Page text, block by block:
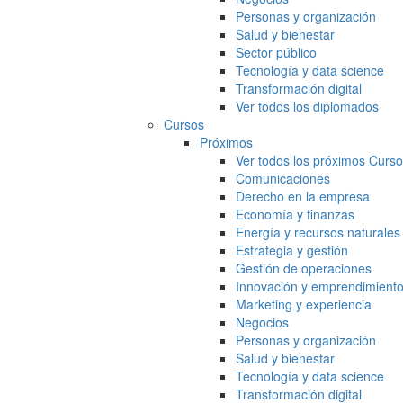
Personas y organización
Salud y bienestar
Sector público
Tecnología y data science
Transformación digital
Ver todos los diplomados
Cursos
Próximos
Ver todos los próximos
Comunicaciones
Derecho en la empresa
Economía y finanzas
Energía y recursos naturales
Estrategia y gestión
Gestión de operaciones
Innovación y emprendimiento
Marketing y experiencia
Negocios
Personas y organización
Salud y bienestar
Tecnología y data science
Transformación digital